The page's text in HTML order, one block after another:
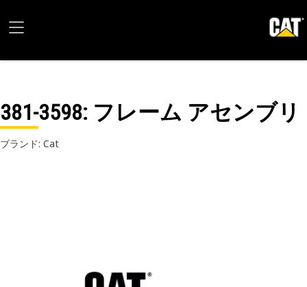
381-3598: フレーム アセンブリ
ブランド: Cat